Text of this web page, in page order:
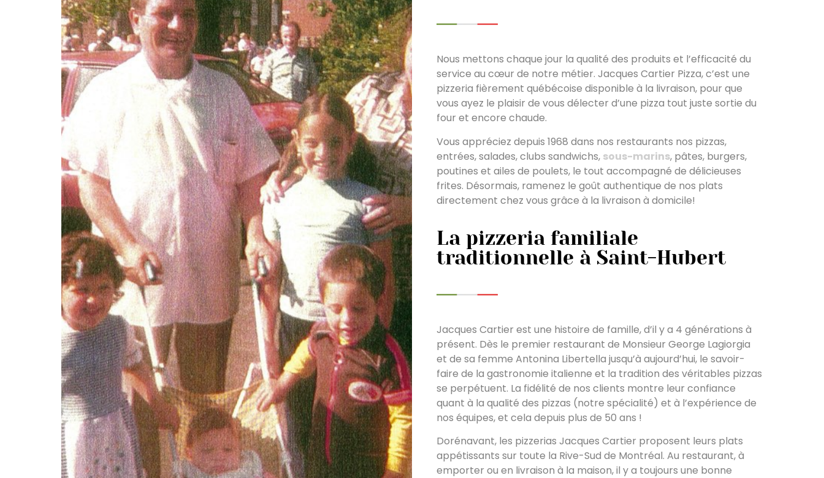
Nous mettons chaque jour la qualité des produits et l’efficacité du
service au cœur de notre métier. Jacques Cartier Pizza, c’est une
pizzeria fièrement québécoise disponible à la livraison, pour que
vous ayez le plaisir de vous délecter d’une pizza tout juste sortie du
four et encore chaude.
Vous appréciez depuis 1968 dans nos restaurants nos pizzas,
entrées, salades, clubs sandwichs, sous-marins, pâtes, burgers,
poutines et ailes de poulets, le tout accompagné de délicieuses
frites. Désormais, ramenez le goût authentique de nos plats
directement chez vous grâce à la livraison à domicile!
La pizzeria familiale
traditionnelle à Saint-Hubert
Jacques Cartier est une histoire de famille, d’il y a 4 générations à
présent. Dès le premier restaurant de Monsieur George Lagiorgia
et de sa femme Antonina Libertella jusqu’à aujourd’hui, le savoir-
faire de la gastronomie italienne et la tradition des véritables pizzas
se perpétuent. La fidélité de nos clients montre leur confiance
quant à la qualité des pizzas (notre spécialité) et à l’expérience de
nos équipes, et cela depuis plus de 50 ans !
Dorénavant, les pizzerias Jacques Cartier proposent leurs plats
appétissants sur toute la Rive-Sud de Montréal. Au restaurant, à
emporter ou en livraison à la maison, il y a toujours une bonne